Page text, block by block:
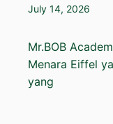
July 14, 2026
Mr.BOB
Menara Eiffel
yang